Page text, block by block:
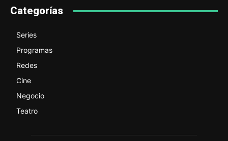
Categorías
Series
Programas
Redes
Cine
Negocio
Teatro